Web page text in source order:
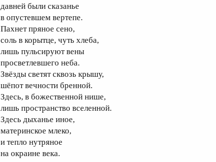
давней были сказанье
в опустевшем вертепе.
Пахнет пряное сено,
соль в корытце, чуть хлеба,
лишь пульсируют вены
просветлевшего неба.
Звёзды светят сквозь крышу,
шёпот вечности бренной.
Здесь, в божественной нише,
лишь пространство вселенной.
Здесь дыханье иное,
материнское млеко,
и тепло нутряное
на окраине века.